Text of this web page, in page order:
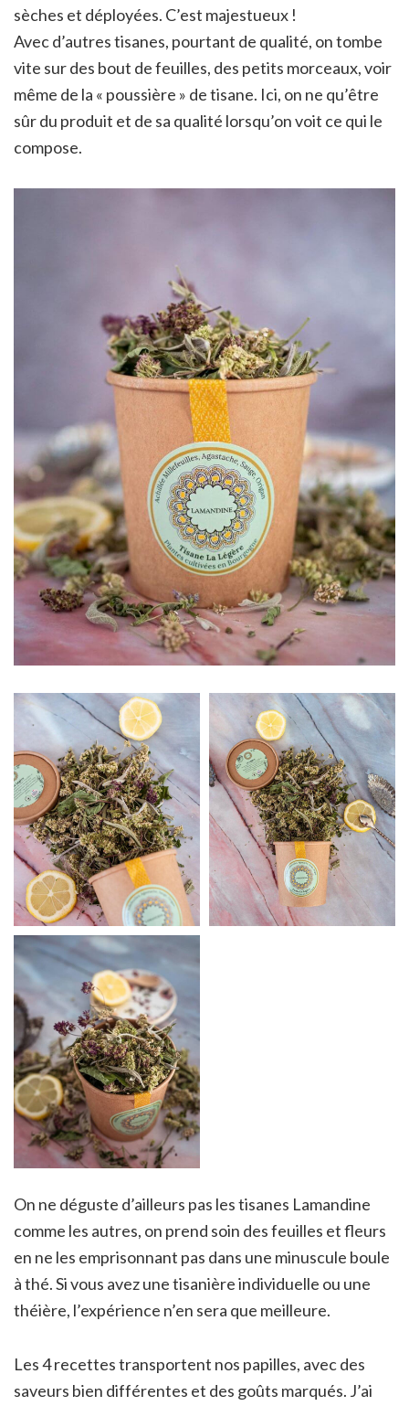
sèches et déployées. C’est majestueux !
Avec d’autres tisanes, pourtant de qualité, on tombe
vite sur des bout de feuilles, des petits morceaux, voir
même de la « poussière » de tisane. Ici, on ne qu’être
sûr du produit et de sa qualité lorsqu’on voit ce qui le
compose.
On ne déguste d’ailleurs pas les tisanes Lamandine
comme les autres, on prend soin des feuilles et fleurs
en ne les emprisonnant pas dans une minuscule boule
à thé. Si vous avez une tisanière individuelle ou une
théière, l’expérience n’en sera que meilleure.
Les 4 recettes transportent nos papilles, avec des
saveurs bien différentes et des goûts marqués. J’ai